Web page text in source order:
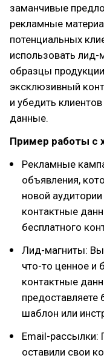
заманчивые
рекламные
потенциальных
использовать лид-
образцы
эксклюзивный
и убедить
данные.
Пример работы с
Рекламные
объявления,
новой
контактные
бесплатного
Лид-магниты:
что-то ценное и
контактные
предоставляете
шаблон или
Email-рассылки:
оставили свои